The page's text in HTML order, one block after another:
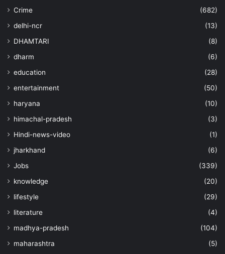
Crime
(682)
delhi-ncr
(13)
DHAMTARI
(8)
dharm
(6)
education
(28)
entertainment
(50)
haryana
(10)
himachal-pradesh
(3)
Hindi-news-video
(1)
jharkhand
(6)
Jobs
(339)
knowledge
(20)
lifestyle
(29)
literature
(4)
madhya-pradesh
(104)
maharashtra
(5)